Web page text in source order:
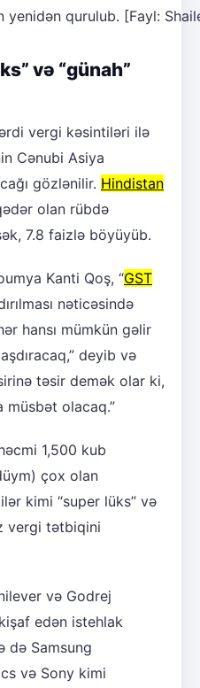
yenidən qurulub. [Fayl:
və “günah”
vergi kəsintiləri ilə
Cənubi Asiya
gözlənilir. Hindistan
olan rübdə
7.8 faizlə böyüyüb.
Kanti Qoş, “GST
nəticəsində
hansı mümkün gəlir
deyib və
təsir demək olar ki,
olacaq.”
1,500 kub
çox olan
kimi “super lüks” və
vergi tətbiqini
və Godrej
edən istehlak
də Samsung
və Sony kimi